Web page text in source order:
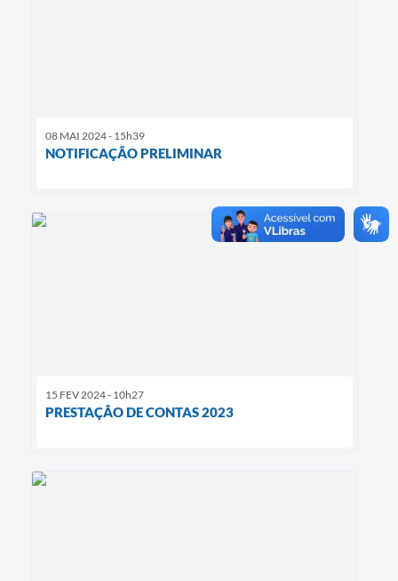
08 MAI 2024 - 15h39
NOTIFICAÇÃO PRELIMINAR
15 FEV 2024 - 10h27
PRESTAÇÃO DE CONTAS 2023